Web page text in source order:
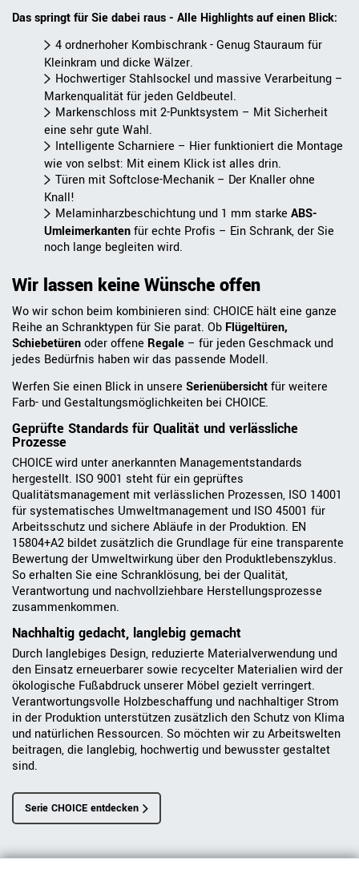
Das springt für Sie dabei raus - Alle Highlights auf einen Blick:
4 ordnerhoher Kombischrank - Genug Stauraum für
Kleinkram und dicke Wälzer.
Hochwertiger Stahlsockel und massive Verarbeitung –
Markenqualität für jeden Geldbeutel.
Markenschloss mit 2-Punktsystem – Mit Sicherheit
eine sehr gute Wahl.
Intelligente Scharniere – Hier funktioniert die Montage
wie von selbst: Mit einem Klick ist alles drin.
Türen mit Softclose-Mechanik – Der Knaller ohne
Knall!
Melaminharzbeschichtung und 1 mm starke ABS-
Umleimerkantenfür echte Profis – Ein Schrank, der Sie
noch lange begleiten wird.
Wir lassen keine Wünsche offen
Wo wir schon beim kombinieren sind: CHOICE hält eine ganze
Reihe an Schranktypen für Sie parat. Ob Flügeltüren,
Schiebetürenoder offene Regale – für jeden Geschmack und
jedes Bedürfnis haben wir das passende Modell.
Werfen Sie einen Blick in unsere Serienübersichtfür weitere
Farb- und Gestaltungsmöglichkeiten bei CHOICE.
Geprüfte Standards für Qualität und verlässliche
Prozesse
CHOICE wird unter anerkannten Managementstandards
hergestellt. ISO 9001 steht für ein geprüftes
Qualitätsmanagement mit verlässlichen Prozessen, ISO 14001
für systematisches Umweltmanagement und ISO 45001 für
Arbeitsschutz und sichere Abläufe in der Produktion. EN
15804+A2 bildet zusätzlich die Grundlage für eine transparente
Bewertung der Umweltwirkung über den Produktlebenszyklus.
So erhalten Sie eine Schranklösung, bei der Qualität,
Verantwortung und nachvollziehbare Herstellungsprozesse
zusammenkommen.
Nachhaltig gedacht, langlebig gemacht
Durch langlebiges Design, reduzierte Materialverwendung und
den Einsatz erneuerbarer sowie recycelter Materialien wird der
ökologische Fußabdruck unserer Möbel gezielt verringert.
Verantwortungsvolle Holzbeschaffung und nachhaltiger Strom
in der Produktion unterstützen zusätzlich den Schutz von Klima
und natürlichen Ressourcen. So möchten wir zu Arbeitswelten
beitragen, die langlebig, hochwertig und bewusster gestaltet
sind.
Serie CHOICE entdecken